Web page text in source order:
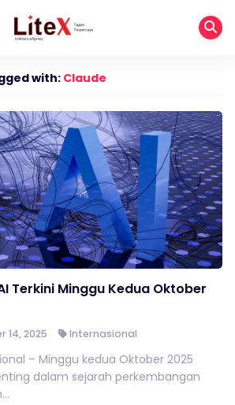
with: Claude
Terkini Minggu Kedua Oktober
14, 2025 Internasional
– Minggu kedua Oktober 2025
dalam sejarah perkembangan